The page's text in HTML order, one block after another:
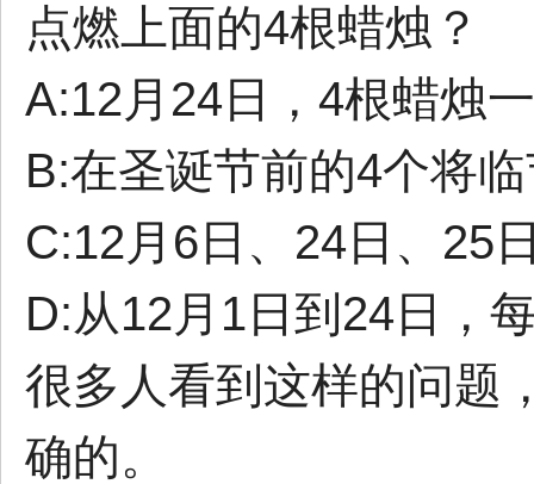
点燃上面的4根蜡烛？
A:12月24日，4根蜡烛
B:在圣诞节前的4个将
C:12月6日、24日、25
D:从12月1日到24日，
很多人看到这样的问题
确的。